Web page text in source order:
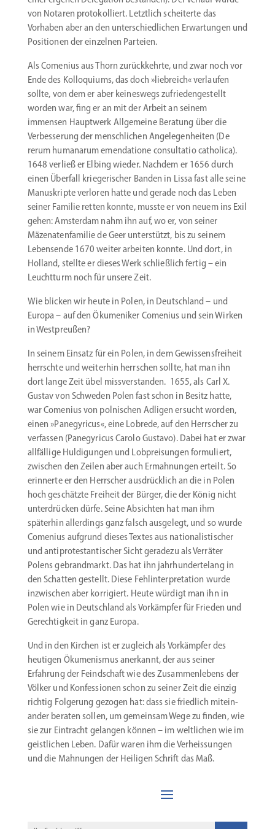
von Notaren proto­kol­liert. Letztlich schei­terte das
Vorhaben aber an den unter­schied­lichen Erwar­tungen und
Positionen der einzelnen Parteien.
Als Comenius aus Thorn zurück­kehrte, und zwar noch vor
Ende des Kollo­quiums, das doch »liebreich« verlaufen
sollte, von dem er aber keineswegs zufrie­den­ge­stellt
worden war, fing er an mit der Arbeit an seinem
immensen Hauptwerk Allge­meine Beratung über die
Verbes­serung der mensch­lichen Angele­gen­heiten (De
rerum humanarum emenda­tione consul­tatio catholica).
1648 verließ er El­bing wieder. Nachdem er 1656 durch
einen Überfall kriege­ri­scher Banden in Lissa fast alle seine
Manuskripte verloren hatte und gerade noch das Leben
seiner Familie retten konnte, musste er von neuem ins Exil
gehen: Amsterdam nahm ihn auf, wo er, von seiner
Mäzena­ten­fa­milie de Geer unter­stützt, bis zu seinem
Lebensende 1670 weiter arbeiten konnte. Und dort, in
Holland, stellte er dieses Werk schließlich fertig – ein
Leuchtturm noch für unsere Zeit.
Wie blicken wir heute in Polen, in Deutschland – und
Europa – auf den Ökume­niker Comenius und sein Wirken
in Westpreußen?
In seinem Einsatz für ein Polen, in dem Gewis­sens­freiheit
herrschte und weiterhin herrschen sollte, hat man ihn
dort lange Zeit übel missver­standen. 1655, als Carl X.
Gustav von Schweden Polen fast schon in Besitz hatte,
war Comenius von polni­schen Adligen ersucht worden,
einen »Panegy­ricus«, eine Lobrede, auf den Herrscher zu
verfassen (Panegy­ricus Carolo Gustavo). Dabei hat er zwar
allfällige Huldi­gungen und Lobprei­sungen formu­liert,
zwischen den Zeilen aber auch Ermah­nungen erteilt. So
erinnerte er den Herrscher ausdrücklich an die in Polen
hoch geschätzte Freiheit der Bürger, die der König nicht
unter­drücken dürfe. Seine Absichten hat man ihm
späterhin aller­dings ganz falsch ausgelegt, und so wurde
Comenius aufgrund dieses Textes aus natio­na­lis­ti­scher
und antipro­tes­tan­ti­scher Sicht geradezu als Verräter
Polens gebrand­markt. Das hat ihn jahrhun­der­telang in
den Schatten gestellt. Diese Fehlin­ter­pre­tation wurde
inzwi­schen aber korri­giert. Heute würdigt man ihn in
Polen wie in Deutschland als Vorkämpfer für Frieden und
Gerech­tigkeit in ganz Europa.
Und in den Kirchen ist er zugleich als Vorkämpfer des
heutigen Ökume­nismus anerkannt, der aus seiner
Erfahrung der Feind­schaft wie des Zusam­men­lebens der
Völker und Konfes­sionen schon zu seiner Zeit die einzig
richtig Folgerung gezogen hat: dass sie friedlich mitein­
ander beraten sollen, um gemeinsam Wege zu finden, wie
sie zur Eintracht gelangen können – im weltlichen wie im
geist­lichen Leben. Dafür waren ihm die Verheis­sungen
und die Mahnungen der Heiligen Schrift das Maß.